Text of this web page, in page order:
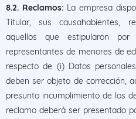
8.2. Reclamos: La empresa
Titular, sus causahabientes,
aquellos que estipularon
representantes de menores de
respecto de (i) Datos
deben ser objeto de corrección,
presunto incumplimiento de los
reclamo deberá ser presentado